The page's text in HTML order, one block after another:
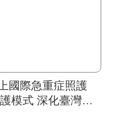
國際急重症照護
模式 深化臺灣智